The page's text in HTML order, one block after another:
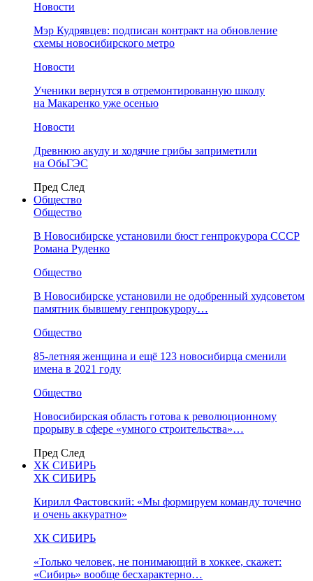
Новости
Мэр Кудрявцев: подписан контракт на обновление
схемы новосибирского метро
Новости
Ученики вернутся в отремонтированную школу
на Макаренко уже осенью
Новости
Древнюю акулу и ходячие грибы заприметили
на ОбьГЭС
Пред След
Общество
Общество
В Новосибирске установили бюст генпрокурора СССР
Романа Руденко
Общество
В Новосибирске установили не одобренный худсоветом
памятник бывшему генпрокурору…
Общество
85-летняя женщина и ещё 123 новосибирца сменили
имена в 2021 году
Общество
Новосибирская область готова к революционному
прорыву в сфере «умного строительства»…
Пред След
ХК СИБИРЬ
ХК СИБИРЬ
Кирилл Фастовский: «Мы формируем команду точечно
и очень аккуратно»
ХК СИБИРЬ
«Только человек, не понимающий в хоккее, скажет:
«Сибирь» вообще бесхарактерно…